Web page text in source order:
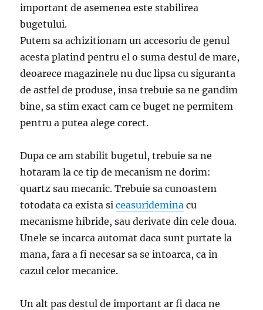
important de asemenea este stabilirea
bugetului.
Putem sa achizitionam un accesoriu de genul
acesta platind pentru el o suma destul de mare,
deoarece magazinele nu duc lipsa cu siguranta
de astfel de produse, insa trebuie sa ne gandim
bine, sa stim exact cam ce buget ne permitem
pentru a putea alege corect.
Dupa ce am stabilit bugetul, trebuie sa ne
hotaram la ce tip de mecanism ne dorim:
quartz sau mecanic. Trebuie sa cunoastem
totodata ca exista siceasuridemina cu
mecanisme hibride, sau derivate din cele doua.
Unele se incarca automat daca sunt purtate la
mana, fara a fi necesar sa se intoarca, ca in
cazul celor mecanice.
Un alt pas destul de important ar fi daca ne